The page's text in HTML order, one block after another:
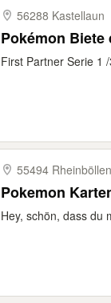
56288 Kastellaun
Pokémon Biete
First Partner Serie 1
55494 Rheinböllen
Pokemon
Hey, schön, dass du